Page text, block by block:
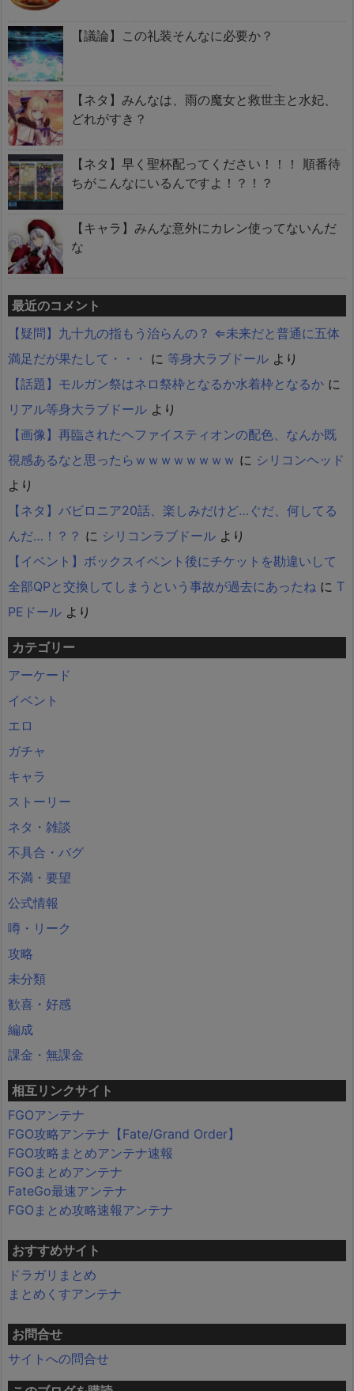
【議論】この礼装そんなに必要か？
【ネタ】みんなは、雨の魔女と救世主と水妃、
どれがすき？
【ネタ】早く聖杯配ってください！！！ 順番待
ちがこんなにいるんですよ！？！？
【キャラ】みんな意外にカレン使ってないんだ
な
最近のコメント
【疑問】九十九の指もう治らんの？ ⇐未来だと普通に五体
満足だが果たして・・・ に 等身大ラブドール より
【話題】モルガン祭はネロ祭枠となるか水着枠となるか に
リアル等身大ラブドール より
【画像】再臨されたヘファイスティオンの配色、なんか既
視感あるなと思ったらｗｗｗｗｗｗｗｗ に シリコンヘッド
より
【ネタ】バビロニア20話、楽しみだけど…ぐだ、何してる
んだ…！？？ に シリコンラブドール より
【イベント】ボックスイベント後にチケットを勘違いして
全部QPと交換してしまうという事故が過去にあったね に T
PEドール より
カテゴリー
アーケード
イベント
エロ
ガチャ
キャラ
ストーリー
ネタ・雑談
不具合・バグ
不満・要望
公式情報
噂・リーク
攻略
未分類
歓喜・好感
編成
課金・無課金
相互リンクサイト
FGOアンテナ
FGO攻略アンテナ【Fate/Grand Order】
FGO攻略まとめアンテナ速報
FGOまとめアンテナ
FateGo最速アンテナ
FGOまとめ攻略速報アンテナ
おすすめサイト
ドラガリまとめ
まとめくすアンテナ
お問合せ
サイトへの問合せ